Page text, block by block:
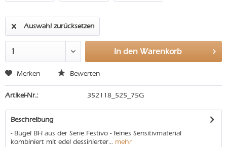
Auswahl zurücksetzen
In den Warenkorb
Merken Bewerten
Artikel-Nr.: 352118_525_75G
Beschreibung
- Bügel BH aus der Serie Festivo - feines Sensitivmaterial
kombiniert mit edel dessinierter... mehr